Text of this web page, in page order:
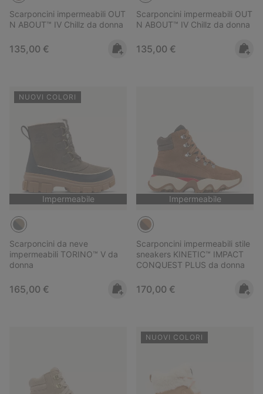
Scarponcini impermeabili OUT
N ABOUT™ IV Chillz da donna
Regular price:
135,00 €
Scarponcini impermeabili OUT
N ABOUT™ IV Chillz da donna
Regular price:
135,00 €
NUOVI COLORI
Impermeabile
Scarponcini da neve
impermeabili TORINO™ V da
donna
Regular price:
165,00 €
Impermeabile
Scarponcini impermeabili stile
sneakers KINETIC™ IMPACT
CONQUEST PLUS da donna
Regular price:
170,00 €
NUOVI COLORI